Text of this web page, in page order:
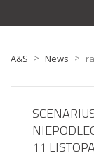
A&S > News >
11